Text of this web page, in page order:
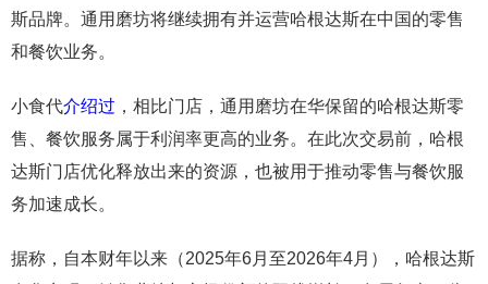
斯品牌。通用磨坊将继续拥有并运营哈根达斯在中国的零售
和餐饮业务。
小食代介绍过 ，相比门店，通用磨坊在华保留的哈根达斯零
售、餐饮服务属于利润率更高的业务。在此次交易前，哈根
达斯门店优化释放出来的资源，也被用于推动零售与餐饮服
务加速成长。
据称，自本财年以来（2025年6月至2026年4月），哈根达斯